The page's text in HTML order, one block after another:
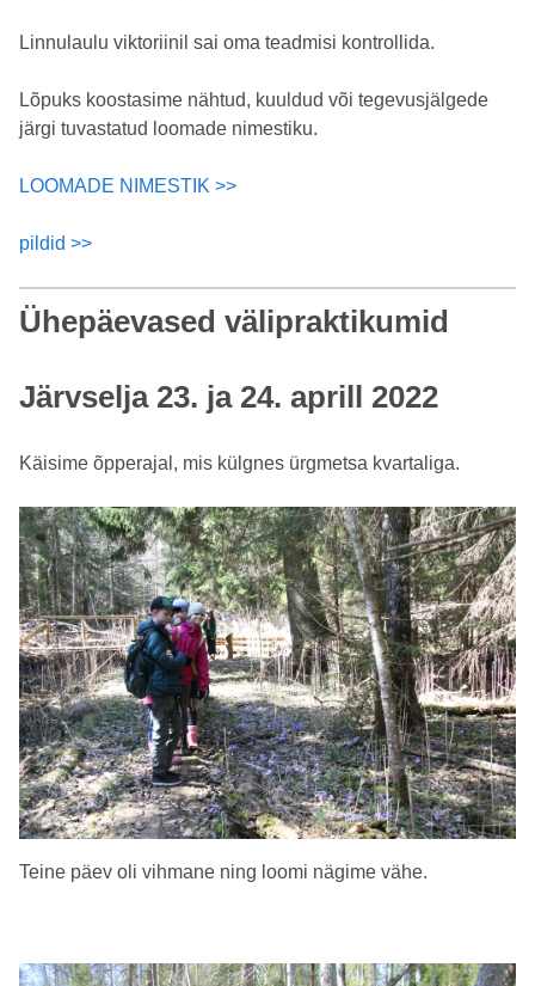
Linnulaulu viktoriinil sai oma teadmisi kontrollida.
Lõpuks koostasime nähtud, kuuldud või tegevusjälgede
järgi tuvastatud loomade nimestiku.
LOOMADE NIMESTIK >>
pildid >>
Ühepäevased välipraktikumid
Järvselja 23. ja 24. aprill 2022
Käisime õpperajal, mis külgnes ürgmetsa kvartaliga.
Teine päev oli vihmane ning loomi nägime vähe.